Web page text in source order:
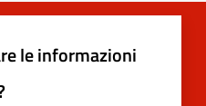
le informazioni